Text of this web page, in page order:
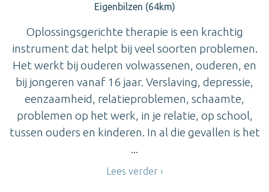
Eigenbilzen (64km)
Oplossingsgerichte therapie is een krachtig
instrument dat helpt bij veel soorten problemen.
Het werkt bij ouderen volwassenen, ouderen, en
bij jongeren vanaf 16 jaar. Verslaving, depressie,
eenzaamheid, relatieproblemen, schaamte,
problemen op het werk, in je relatie, op school,
tussen ouders en kinderen. In al die gevallen is het
...
Lees verder